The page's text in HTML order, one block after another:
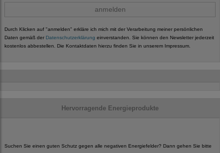
anmelden
Durch Klicken auf "anmelden" erkläre ich mich mit der Verarbeitung meiner persönlichen
Daten gemäß der Datenschutzerklärung einverstanden. Sie können den Newsletter jederzeit
kostenlos abbestellen. Die Kontaktdaten hierzu finden Sie in unserem Impressum.
Hervorragende Energieprodukte
Suchen Sie einen guten Schutz gegen alle negativen Energiefelder? Dann gehen Sie bitte